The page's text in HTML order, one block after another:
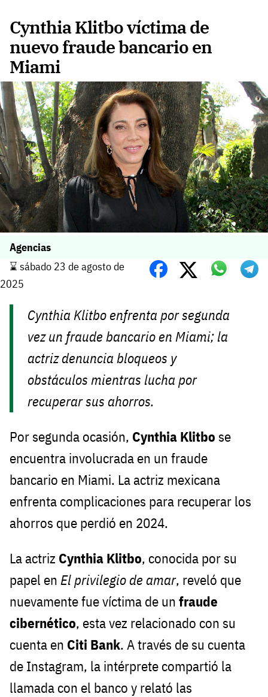
Cynthia Klitbo víctima de
nuevo fraude bancario en
Miami
Agencias
⌛️ sábado 23 de agosto de
2025
Cynthia Klitbo enfrenta por segunda
vez un fraude bancario en Miami; la
actriz denuncia bloqueos y
obstáculos mientras lucha por
recuperar sus ahorros.
Por segunda ocasión, Cynthia Klitbo se
encuentra involucrada en un fraude
bancario en Miami. La actriz mexicana
enfrenta complicaciones para recuperar los
ahorros que perdió en 2024.
La actriz Cynthia Klitbo, conocida por su
papel en El privilegio de amar, reveló que
nuevamente fue víctima de un fraude
cibernético, esta vez relacionado con su
cuenta en Citi Bank. A través de su cuenta
de Instagram, la intérprete compartió la
llamada con el banco y relató las